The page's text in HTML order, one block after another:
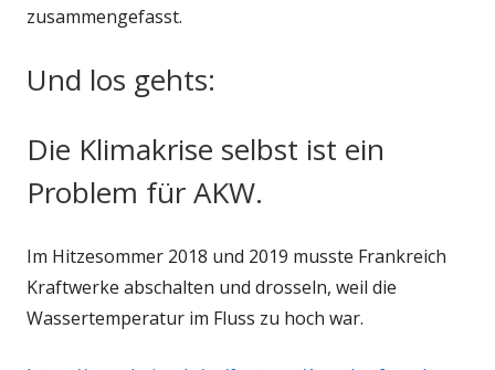
zusammengefasst.
Und los gehts:
Die Klimakrise selbst ist ein
Problem für AKW.
Im Hitzesommer 2018 und 2019 musste Frankreich
Kraftwerke abschalten und drosseln, weil die
Wassertemperatur im Fluss zu hoch war.